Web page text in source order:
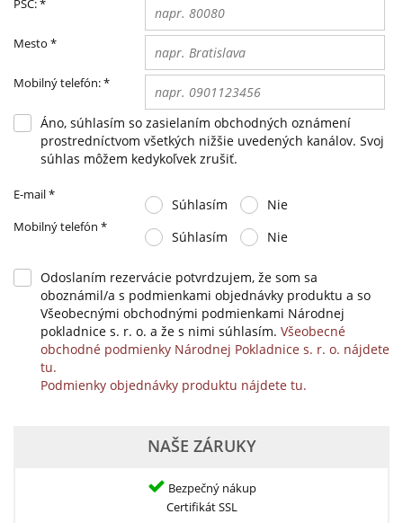
PSČ:*
Mesto *
Mobilný telefón:*
Áno, súhlasím so zasielaním obchodných oznámení
prostredníctvom všetkých nižšie uvedených kanálov. Svoj
súhlas môžem kedykoľvek zrušiť.
E-mail*
Súhlasím Nie
Mobilný telefón *
Súhlasím Nie
Odoslaním rezervácie potvrdzujem, že som sa
oboznámil/a s podmienkami objednávky produktu a so
Všeobecnými obchodnými podmienkami Národnej
pokladnice s. r. o. a že s nimi súhlasím. Všeobecné
obchodné podmienky Národnej Pokladnice s. r. o. nájdete
tu.
Podmienky objednávky produktu nájdete tu.
NAŠE ZÁRUKY
Bezpečný nákup
Certifikát SSL